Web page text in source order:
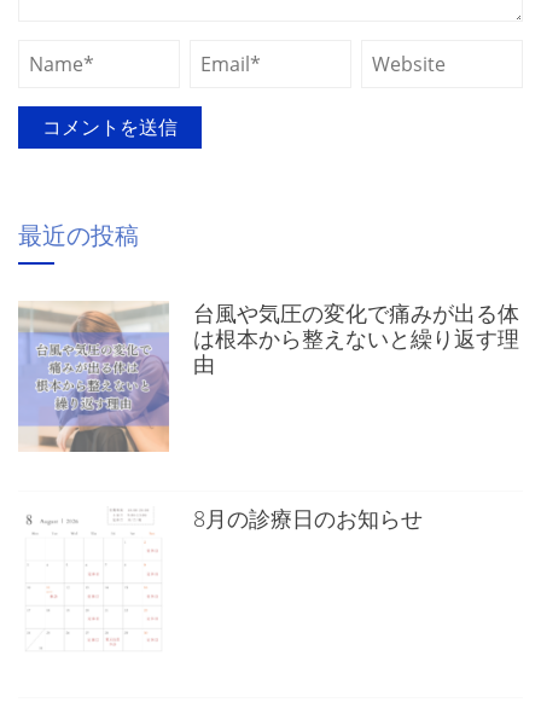
最近の投稿
台風や気圧の変化で痛みが出る体
は根本から整えないと繰り返す理
由
8月の診療日のお知らせ